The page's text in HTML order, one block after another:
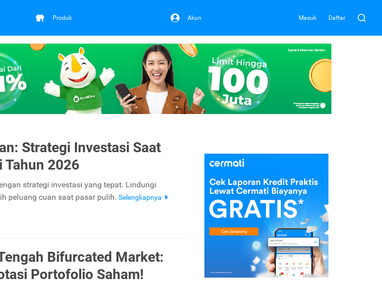
Produk Akun Masuk Daftar
Strategi Investasi Saat
Tahun 2026
strategi investasi yang tepat. Lindungi
peluang cuan saat pasar pulih. Selengkapnya
Bifurcated Market:
Portofolio Saham!